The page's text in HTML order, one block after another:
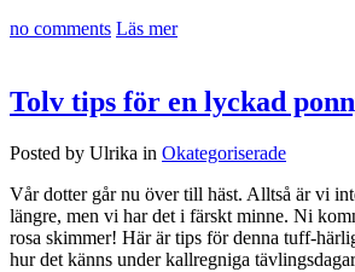
no comments Läs mer
Tolv tips för en lyckad
Posted by Ulrika in Okategoriserade
Vår dotter går nu över till häst. Alltså är vi
längre, men vi har det i färskt minne. Ni
rosa skimmer! Här är tips för denna tuff-
hur det känns under kallregniga